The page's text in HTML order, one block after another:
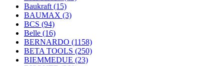
Baukraft (15)
BAUMAX (3)
BCS (94)
Belle (16)
BERNARDO (1158)
BETA TOOLS (250)
BIEMMEDUE (23)